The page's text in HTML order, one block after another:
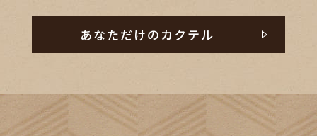
あなただけのカクテル